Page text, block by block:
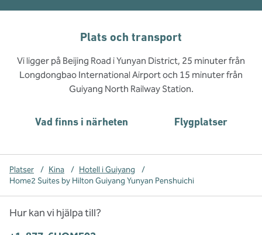
Plats och transport
Vi ligger på Beijing Road i Yunyan District, 25 minuter från
Longdongbao International Airport och 15 minuter från
Guiyang North Railway Station.
Vad finns i närheten Flygplatser
Platser / Kina / Hotell i Guiyang
/
Home2 Suites by Hilton Guiyang Yunyan Penshuichi
Hur kan vi hjälpa till?